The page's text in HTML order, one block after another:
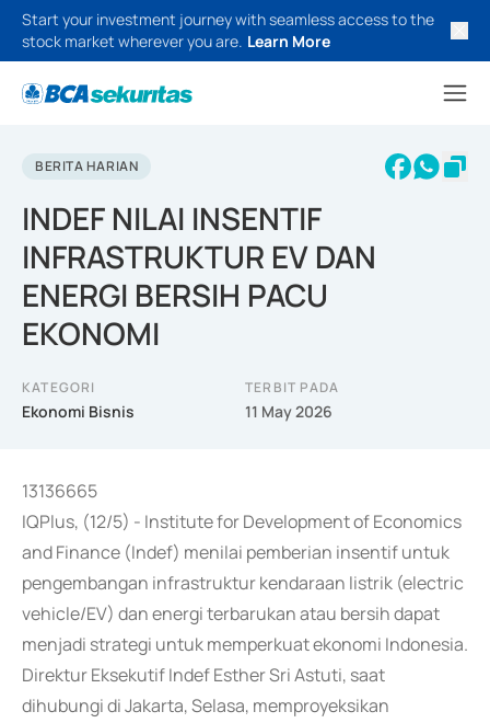
Start your investment journey with seamless access to the
stock market wherever you are. Learn More
BERITA HARIAN
INDEF NILAI INSENTIF
INFRASTRUKTUR EV DAN
ENERGI BERSIH PACU
EKONOMI
KATEGORI
Ekonomi Bisnis
TERBIT PADA
11 May 2026
13136665
IQPlus, (12/5) - Institute for Development of Economics
and Finance (Indef) menilai pemberian insentif untuk
pengembangan infrastruktur kendaraan listrik (electric
vehicle/EV) dan energi terbarukan atau bersih dapat
menjadi strategi untuk memperkuat ekonomi Indonesia.
Direktur Eksekutif Indef Esther Sri Astuti, saat
dihubungi di Jakarta, Selasa, memproyeksikan